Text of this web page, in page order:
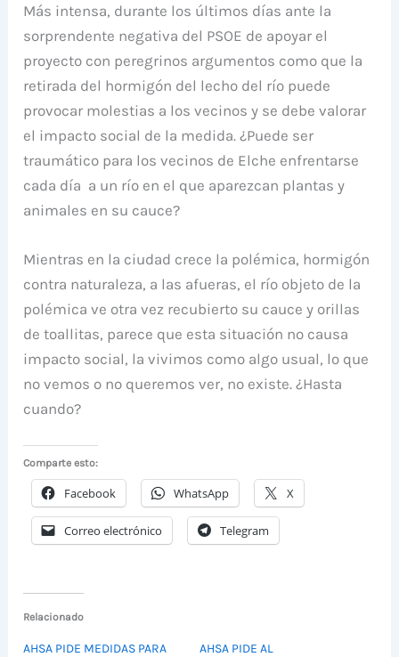
Más intensa, durante los últimos días ante la
sorprendente negativa del PSOE de apoyar el
proyecto con peregrinos argumentos como que la
retirada del hormigón del lecho del río puede
provocar molestias a los vecinos y se debe valorar
el impacto social de la medida. ¿Puede ser
traumático para los vecinos de Elche enfrentarse
cada día a un río en el que aparezcan plantas y
animales en su cauce?
Mientras en la ciudad crece la polémica, hormigón
contra naturaleza, a las afueras, el río objeto de la
polémica ve otra vez recubierto su cauce y orillas
de toallitas, parece que esta situación no causa
impacto social, la vivimos como algo usual, lo que
no vemos o no queremos ver, no existe. ¿Hasta
cuando?
Comparte esto:
Facebook WhatsApp X
Correo electrónico Telegram
Relacionado
AHSA PIDE MEDIDAS PARA
AHSA PIDE AL